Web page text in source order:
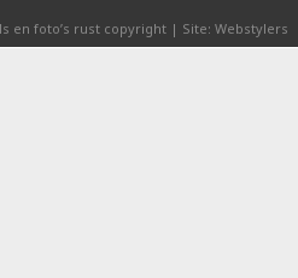
en foto’s rust copyright | Site: Webstylers